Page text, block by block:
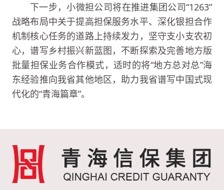
下一步，小微担公司将在推进集团公司“1263”
战略布局中关于提高担保服务水平、深化银担合作
机制核心任务的道路上持续发力，坚守支小支农初
心，谱写乡村振兴新蓝图，不断探索及完善地方版
批量担保业务合作模式，适时的将“地方总对总”海
东经验推向我省其他地区，助力我省谱写中国式现
代化的“青海篇章”。